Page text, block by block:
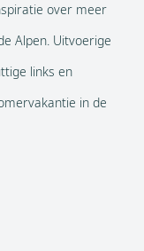
over meer
Alpen. Uitvoerige
links en
in de